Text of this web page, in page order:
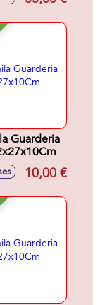
Guarderia
10,00 €